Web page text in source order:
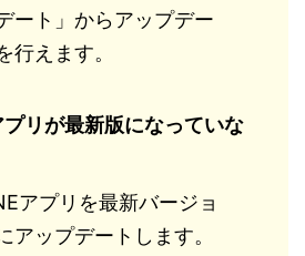
ート」からアップデー
行えます。
プリが最新版になっていな
アプリを最新バージョ
アップデートします。